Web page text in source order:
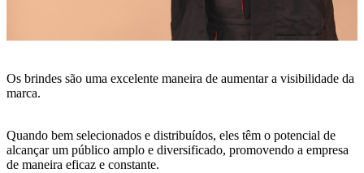
Os brindes são uma excelente maneira de aumentar a visibilidade da
marca.
Quando bem selecionados e distribuídos, eles têm o potencial de
alcançar um público amplo e diversificado, promovendo a empresa
de maneira eficaz e constante.